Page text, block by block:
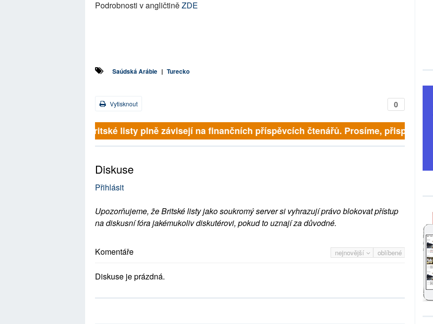
Podrobnosti v angličtiněZDE
Saúdská Arábie | Turecko
0
Vytisknout
Britské listy plně závisejí na finančních příspěvcích čtenářů. Prosíme, přispějte. ➥
Diskuse
Přihlásit
Upozorňujeme, že Britské listy jako soukromý server si vyhrazují právo blokovat přístup
na diskusní fóra jakémukoliv diskutérovi, pokud to uznají za důvodné.
nejnovější oblíbené
Komentáře
Diskuse je prázdná.